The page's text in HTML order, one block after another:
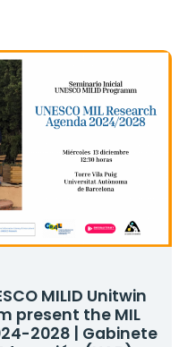
MILID Unitwin
present the MIL
2028 | Gabinete